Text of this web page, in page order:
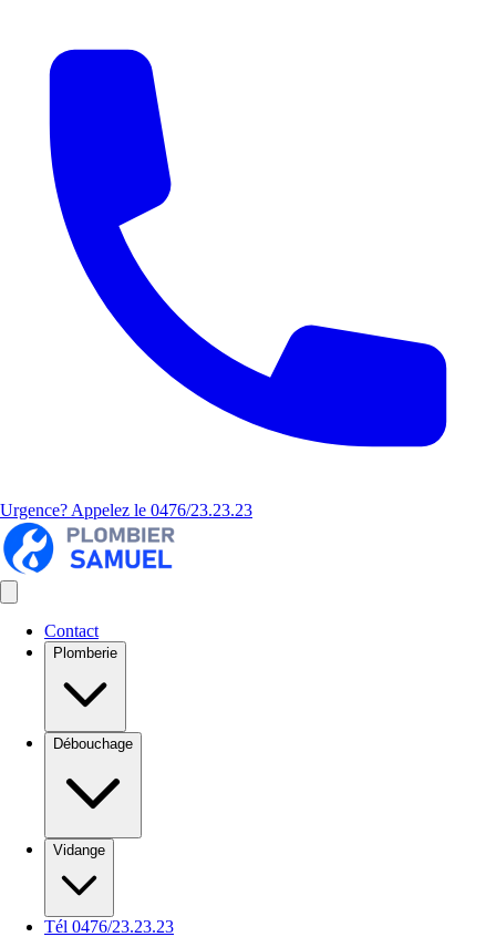
Urgence? Appelez le 0476/23.23.23
Contact
Plomberie
Débouchage
Vidange
Tél 0476/23.23.23